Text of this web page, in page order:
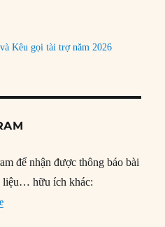
Kêu gọi tài trợ năm 2026
để nhận được thông báo bài
liệu… hữu ích khác: